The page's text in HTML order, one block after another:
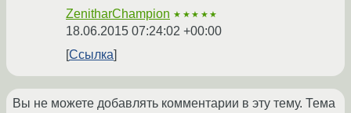
ZenitharChampion ★★★★★
18.06.2015 07:24:02 +00:00
Ссылка
Вы не можете добавлять комментарии в эту тему. Тема